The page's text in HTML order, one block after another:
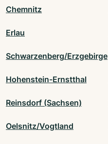
Chemnitz
Erlau
Schwarzenberg/Erzgebirge
Hohenstein-Ernstthal
Reinsdorf (Sachsen)
Oelsnitz/Vogtland